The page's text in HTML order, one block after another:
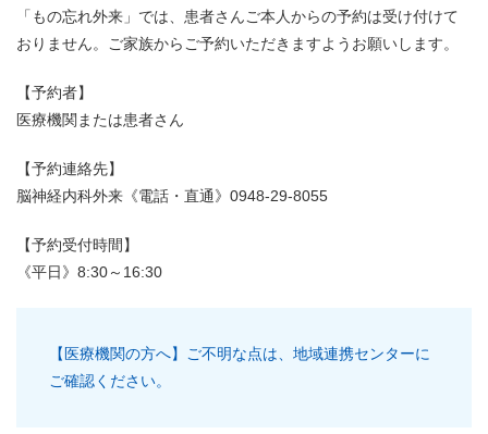
「もの忘れ外来」では、患者さんご本人からの予約は受け付けて
おりません。ご家族からご予約いただきますようお願いします。
【予約者】
医療機関または患者さん
【予約連絡先】
脳神経内科外来《電話・直通》0948-29-8055
【予約受付時間】
《平日》8:30～16:30
【医療機関の方へ】ご不明な点は、地域連携センターに
ご確認ください。